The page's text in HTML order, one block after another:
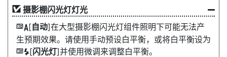
摄影棚闪光灯灯光
4[自动]在大型摄影棚闪光灯组件照明下可能无法产
生预期效果。请使用手动预设白平衡，或将白平衡设为
5[闪光灯]并使用微调来调整白平衡。